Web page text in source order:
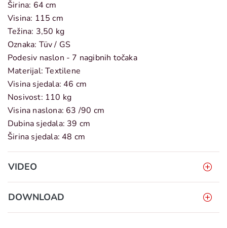
Širina: 64 cm
Visina: 115 cm
Težina: 3,50 kg
Oznaka: Tüv / GS
Podesiv naslon - 7 nagibnih točaka
Materijal: Textilene
Visina sjedala: 46 cm
Nosivost: 110 kg
Visina naslona: 63 /90 cm
Dubina sjedala: 39 cm
Širina sjedala: 48 cm
VIDEO
DOWNLOAD